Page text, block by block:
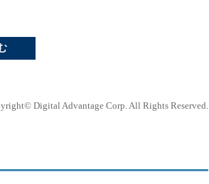
ていない周辺機器（プリンタや外部
デバイス・ドライバがインストールさ
続されているデバイスの状態しか調
在接続されていないデバイスの情報
Digital Advantage Corp. All Rights Reserved.